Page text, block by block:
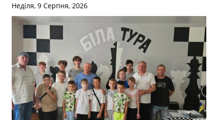
Неділя, 9 Серпня, 2026